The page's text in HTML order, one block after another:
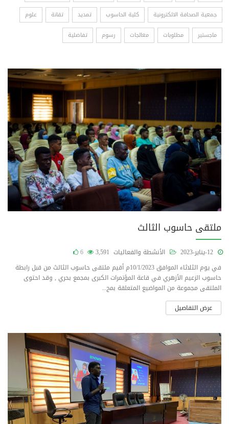
جمعية الصحافة الالكترونية
كلية الحاسوب تمديد تقانة
علوم
ماجستير
مطلوبات معالجات رسوم تفاضلية
ملتقى حاسوب الثالث
الأنشطة والفعاليات 3,591
6
في يوم الثلاثاء الموافق 10/1/2023م أقيم ملتقى حاسوب الثالث من قبل رابطة
حاسوب الزعيم الأزهري في قاعة المؤتمرات الكبرى بمجمع بحري , وقد احتوى
الملتقى مجموعة من المواضيع المتعلقة بمج...
عرض التفاصيل